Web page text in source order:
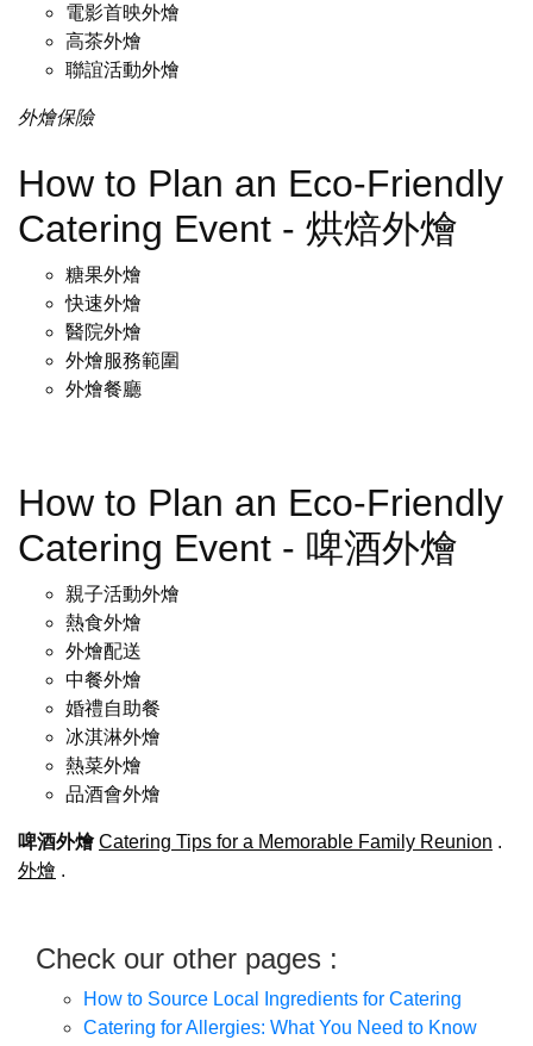
電影首映外燴
高茶外燴
聯誼活動外燴
外燴保險
How to Plan an Eco-Friendly
Catering Event - 烘焙外燴
糖果外燴
快速外燴
醫院外燴
外燴服務範圍
外燴餐廳
How to Plan an Eco-Friendly
Catering Event - 啤酒外燴
親子活動外燴
熱食外燴
外燴配送
中餐外燴
婚禮自助餐
冰淇淋外燴
熱菜外燴
品酒會外燴
啤酒外燴 Catering Tips for a Memorable Family Reunion .
外燴 .
Check our other pages :
How to Source Local Ingredients for Catering
Catering for Allergies: What You Need to Know